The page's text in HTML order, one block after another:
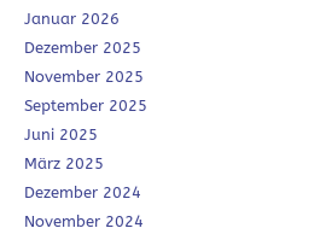
Januar 2026
Dezember 2025
November 2025
September 2025
Juni 2025
März 2025
Dezember 2024
November 2024